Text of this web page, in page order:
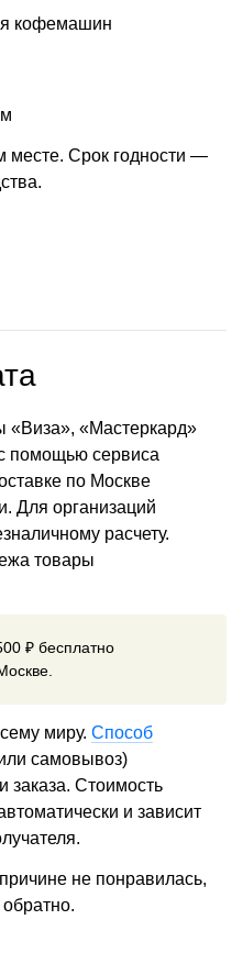
кофемашин
месте. Срок годности —
«Виза», «Мастеркард»
помощью сервиса
по Москве
Для организаций
расчету.
товары
₽ бесплатно
миру. Способ
самовывоз)
заказа. Стоимость
и зависит
не понравилась,